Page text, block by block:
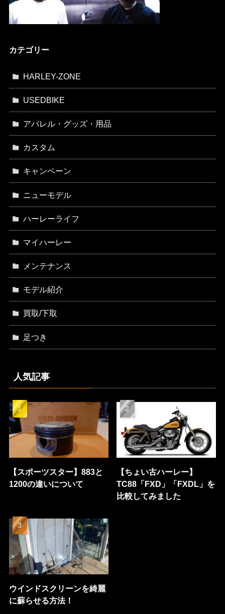
カテゴリー
HARLEY-ZONE
USEDBIKE
アパレル・グッズ・用品
カスタム
キャンペーン
ニューモデル
ハーレーライフ
マイハーレー
メンテナンス
モデル紹介
買取/下取
足つき
人気記事
【スポーツスター】883と
1200の違いについて
【ちょい古ハーレー】
TC88「FXD」「FXDL」を
比較してみました
ウインドスクリーンを綺麗
に蘇らせる方法！